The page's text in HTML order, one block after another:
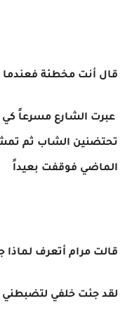
قال أنت مخطئة
عبرت الشارع مسرعاً كي
تحتضنين الشاب ثم
الماضي فوقفت بعيداً
قالت مرام أتعرف
لقد جئت خلفي